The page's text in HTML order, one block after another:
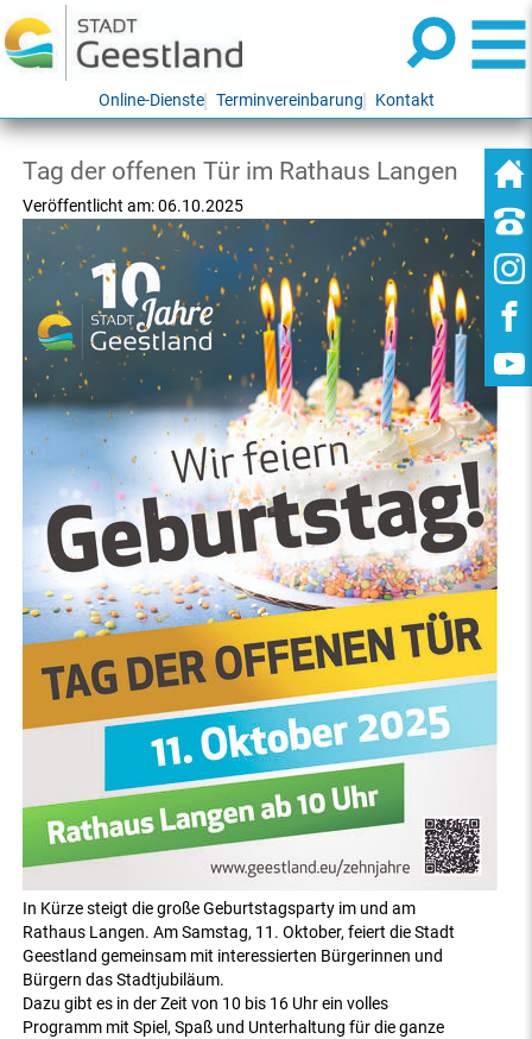
Online-Dienste Terminvereinbarung Kontakt
Tag der offenen Tür im Rathaus Langen
Veröffentlicht am:06.10.2025
In Kürze steigt die große Geburtstagsparty im und am
Rathaus Langen. Am Samstag, 11. Oktober, feiert die Stadt
Geestland gemeinsam mit interessierten Bürgerinnen und
Bürgern das Stadtjubiläum.
Dazu gibt es in der Zeit von 10 bis 16 Uhr ein volles
Programm mit Spiel, Spaß und Unterhaltung für die ganze